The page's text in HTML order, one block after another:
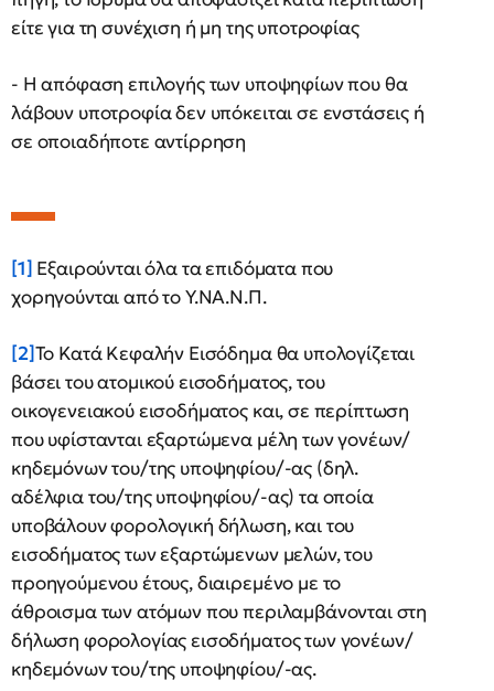
είτε για τη συνέχιση ή μη της υποτροφίας
- Η απόφαση επιλογής των υποψηφίων που θα
λάβουν υποτροφία δεν υπόκειται σε ενστάσεις ή
σε οποιαδήποτε αντίρρηση
[1] Εξαιρούνται όλα τα επιδόματα που
χορηγούνται από το Υ.ΝΑ.Ν.Π.
[2]Το Κατά Κεφαλήν Εισόδημα θα υπολογίζεται
βάσει του ατομικού εισοδήματος, του
οικογενειακού εισοδήματος και, σε περίπτωση
που υφίστανται εξαρτώμενα μέλη των γονέων/
κηδεμόνων του/της υποψηφίου/-ας (δηλ.
αδέλφια του/της υποψηφίου/-ας) τα οποία
υποβάλουν φορολογική δήλωση, και του
εισοδήματος των εξαρτώμενων μελών, του
προηγούμενου έτους, διαιρεμένο με το
άθροισμα των ατόμων που περιλαμβάνονται στη
δήλωση φορολογίας εισοδήματος των γονέων/
κηδεμόνων του/της υποψηφίου/-ας.